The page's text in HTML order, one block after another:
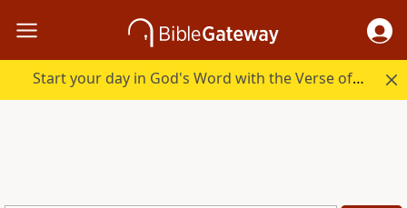
Start your day in God's Word with the Verse of the Day.